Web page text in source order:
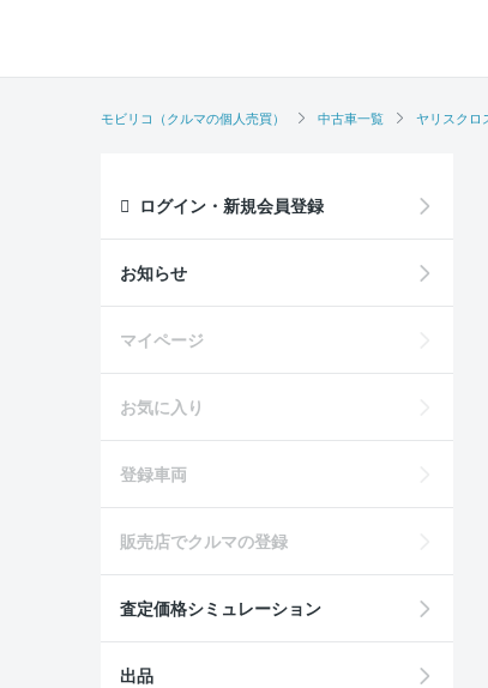
モビリコ（クルマの個人売買） 中古車一覧 ヤリスクロ
ログイン・新規会員登録
お知らせ
マイページ
お気に入り
登録車両
販売店でクルマの登録
査定価格シミュレーション
出品